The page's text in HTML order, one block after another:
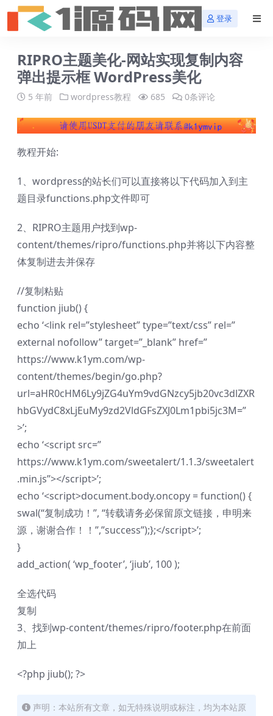
登录
RIPRO主题美化-网站实现复制内容
弹出提示框 WordPress美化
5 年前 wordpress教程 685 0条评论
教程开始:
1、wordpress的站长们可以直接将以下代码加入到主
题目录functions.php文件即可
2、RIPRO主题用户找到wp-
content/themes/ripro/functions.php并将以下内容整
体复制进去并保存
//复制粘贴
function jiub() {
echo ‘<link rel=”stylesheet” type=”text/css” rel=”
external nofollow” target=”_blank” href=”
https://www.k1ym.com/wp-
content/themes/begin/go.php?
url=aHR0cHM6Ly9jZG4uYm9vdGNzcy5jb20vc3dlZXR
hbGVydC8xLjEuMy9zd2VldGFsZXJ0Lm1pbi5jc3M=”
>’;
echo ‘<script src=”
https://www.k1ym.com/sweetalert/1.1.3/sweetalert
.min.js”></script>’;
echo ‘<script>document.body.oncopy = function() {
swal(“复制成功！”, “转载请务必保留原文链接，申明来
源，谢谢合作！！”,”success”);};</script>’;
}
add_action( ‘wp_footer’, ‘jiub’, 100 );
全选代码
复制
3、找到wp-content/themes/ripro/footer.php在前面
加上
<?php jiub(); ?>
声明：本站所有文章，如无特殊说明或标注，均为本站原